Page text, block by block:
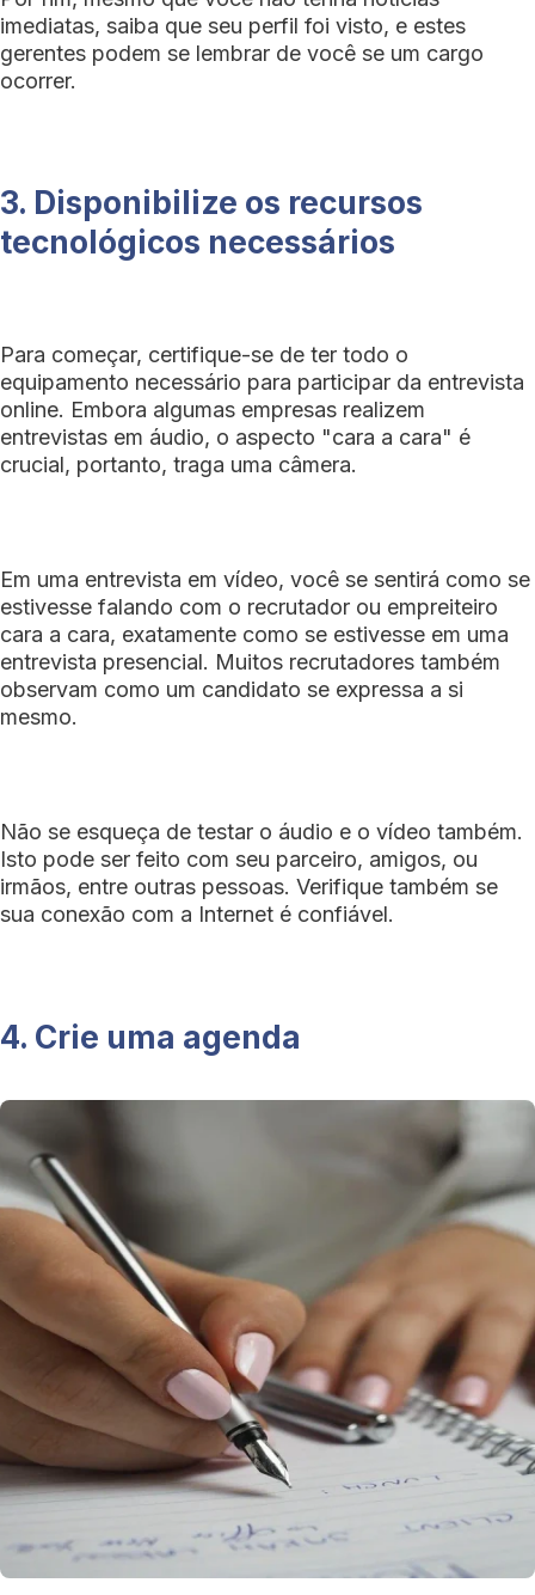
imediatas, saiba que seu perfil foi visto, e estes
gerentes podem se lembrar de você se um cargo
ocorrer.
3. Disponibilize os recursos
tecnológicos necessários
Para começar, certifique-se de ter todo o
equipamento necessário para participar da entrevista
online. Embora algumas empresas realizem
entrevistas em áudio, o aspecto "cara a cara" é
crucial, portanto, traga uma câmera.
Em uma entrevista em vídeo, você se sentirá como se
estivesse falando com o recrutador ou empreiteiro
cara a cara, exatamente como se estivesse em uma
entrevista presencial. Muitos recrutadores também
observam como um candidato se expressa a si
mesmo.
Não se esqueça de testar o áudio e o vídeo também.
Isto pode ser feito com seu parceiro, amigos, ou
irmãos, entre outras pessoas. Verifique também se
sua conexão com a Internet é confiável.
4. Crie uma agenda